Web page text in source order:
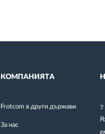
КОМПАНИЯТА
Frotcom в други държави
За нас
7